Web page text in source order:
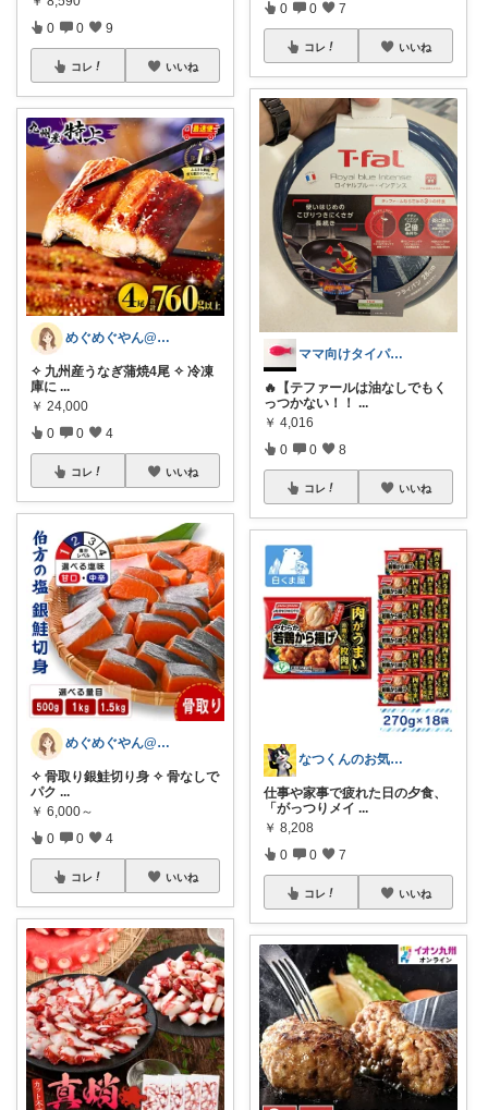
0 0 9
コレ いいね
めぐめぐやん@2児ママ×ゆるっと暮らし
✧ 九州産うなぎ蒲焼4尾 ✧ 冷凍
庫に ...
￥ 24,000
0 0 4
コレ いいね
めぐめぐやん@2児ママ×ゆるっと暮らし
✧ 骨取り銀鮭切り身 ✧ 骨なしで
パク ...
￥ 6,000～
0 0 4
コレ いいね
0 0 7
コレ いいね
ママ向けタイパ家事ラクROOM
🔥【テファールは油なしでもく
っつかない！！ ...
￥ 4,016
0 0 8
コレ いいね
なつくんのお気に♥
仕事や家事で疲れた日の夕食、
「がっつりメイ ...
￥ 8,208
0 0 7
コレ いいね